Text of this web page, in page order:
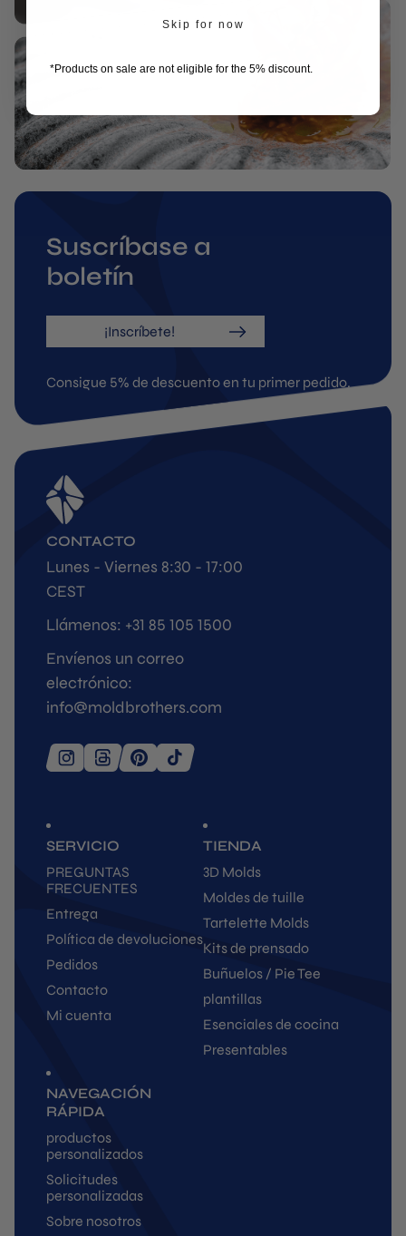
Suscríbase a
boletín
¡Inscríbete!
Consigue 5% de descuento en tu primer pedido.
SERVICIO
PREGUNTAS
FRECUENTES
Entrega
Política de devoluciones
Pedidos
Contacto
Mi cuenta
TIENDA
3D Molds
Moldes de tuille
Tartelette Molds
Kits de prensado
Buñuelos / Pie Tee
plantillas
Esenciales de cocina
Presentables
NAVEGACIÓN
RÁPIDA
productos
personalizados
Solicitudes
personalizadas
Sobre nosotros
CONTACTO
Lunes - Viernes 8:30 - 17:00
CEST
Llámenos: +31 85 105 1500
Envíenos un correo
electrónico:
info@moldbrothers.com
Skip for now
*Products on sale are not eligible for the 5% discount.